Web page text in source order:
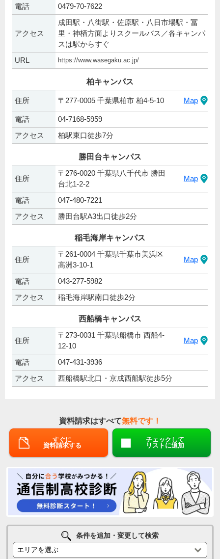
電話 0479-70-7622
アクセス
成田駅・八街駅・佐原駅・八日市場駅・冨
里・神栖方面よりスクールバス／各キャンパ
スは駅からすぐ
URL
https://www.wasegaku.ac.jp/
柏キャンパス
住所 〒277-0005 千葉県柏市 柏4-5-10 Map
電話
04-7168-5959
アクセス
柏駅東口徒歩7分
勝田台キャンパス
住所
〒276-0020 千葉県八千代市 勝田
台北1-2-2
Map
電話
047-480-7221
アクセス
勝田台駅A3出口徒歩2分
稲毛海岸キャンパス
住所
〒261-0004 千葉県千葉市美浜区
高洲3-10-1
Map
電話
043-277-5982
アクセス
稲毛海岸駅南口徒歩2分
西船橋キャンパス
住所
〒273-0031 千葉県船橋市 西船4-
12-10
Map
電話
047-431-3936
アクセス
西船橋駅北口・京成西船駅徒歩5分
資料請求はすべて無料です！
すぐに
資料請求する
チェックして
リストに追加
条件を追加・変更して検索